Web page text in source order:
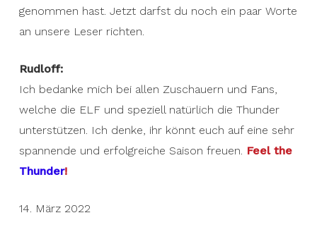
genommen hast. Jetzt darfst du noch ein paar Worte
an unsere Leser richten.
Rudloff:
Ich bedanke mich bei allen Zuschauern und Fans,
welche die ELF und speziell natürlich die Thunder
unterstützen. Ich denke, ihr könnt euch auf eine sehr
spannende und erfolgreiche Saison freuen. Feel the
Thunder!
14. März 2022